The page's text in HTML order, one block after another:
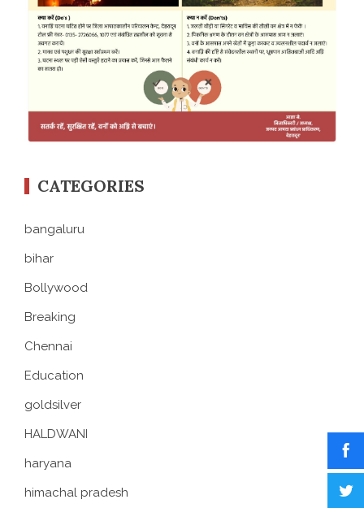
CATEGORIES
bangaluru
bihar
Bollywood
Breaking
Chennai
Education
goldsilver
HALDWANI
haryana
himachal pradesh